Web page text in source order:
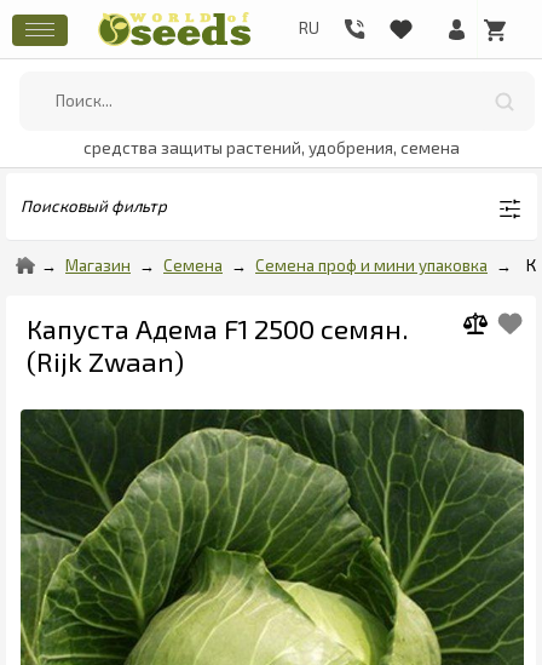
средства защиты растений, удобрения, семена
Поисковый фильтр
Магазин Семена Семена проф и мини упаковка
Капуста Адема F1 2500 семян.
(Rijk Zwaan)